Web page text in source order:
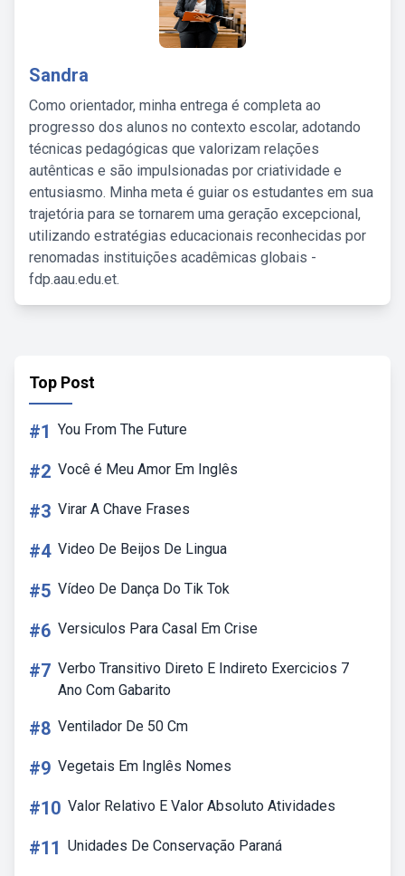
Sandra
Como orientador, minha entrega é completa ao
progresso dos alunos no contexto escolar, adotando
técnicas pedagógicas que valorizam relações
autênticas e são impulsionadas por criatividade e
entusiasmo. Minha meta é guiar os estudantes em sua
trajetória para se tornarem uma geração excepcional,
utilizando estratégias educacionais reconhecidas por
renomadas instituições acadêmicas globais -
fdp.aau.edu.et.
Top Post
#1 You From The Future
#2 Você é Meu Amor Em Inglês
#3 Virar A Chave Frases
#4 Video De Beijos De Lingua
#5 Vídeo De Dança Do Tik Tok
#6 Versiculos Para Casal Em Crise
#7 Verbo Transitivo Direto E Indireto Exercicios 7
Ano Com Gabarito
#8 Ventilador De 50 Cm
#9 Vegetais Em Inglês Nomes
#10 Valor Relativo E Valor Absoluto Atividades
#11 Unidades De Conservação Paraná